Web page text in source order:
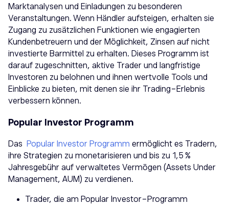
Marktanalysen und Einladungen zu besonderen
Veranstaltungen. Wenn Händler aufsteigen, erhalten sie
Zugang zu zusätzlichen Funktionen wie engagierten
Kundenbetreuern und der Möglichkeit, Zinsen auf nicht
investierte Barmittel zu erhalten. Dieses Programm ist
darauf zugeschnitten, aktive Trader und langfristige
Investoren zu belohnen und ihnen wertvolle Tools und
Einblicke zu bieten, mit denen sie ihr Trading-Erlebnis
verbessern können.
Popular Investor Programm
Das Popular Investor Programm ermöglicht es Tradern,
ihre Strategien zu monetarisieren und bis zu 1,5 %
Jahresgebühr auf verwaltetes Vermögen (Assets Under
Management, AUM) zu verdienen.
Trader, die am Popular Investor-Programm